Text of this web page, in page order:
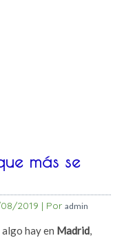
más se
2019 | Por admin
algo hay en Madrid,